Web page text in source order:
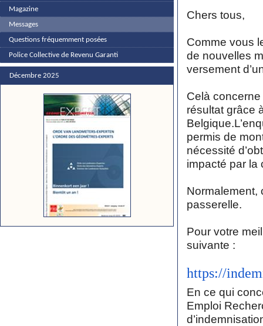
Magazine
Messages
Questions fréquemment posées
Police Collective de Revenu Garanti
Décembre 2025
Chers tous,
Comme vous
de nouvelles
versement
Celà
résultat grâce
permis de
nécessité
impacté par la
Normalement,
passerelle.
Pour votre
suivante :
https://
En ce qui
Emploi